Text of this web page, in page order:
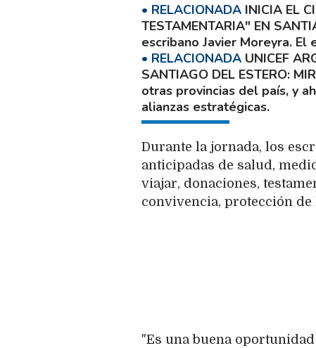
INICIA EL
TESTAMENTARIA" EN
escribano Javier Moreyra.
UNICEF
SANTIAGO DEL ESTERO:
otras provincias del país, y
alianzas estratégicas.
Durante la jornada, los
anticipadas de salud,
viajar, donaciones,
convivencia, protección
"Es una buena